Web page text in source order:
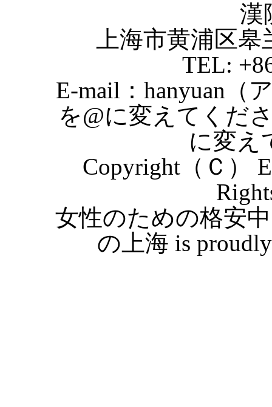
漢
上海市黄浦区
TEL:
E-mail：hanyuan（
を@に変えてく
に変え
Copyright（Ｃ）
女性のための格安
の上海 is